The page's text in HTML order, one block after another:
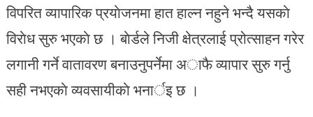
विपरित व्यापारिक प्रयाेजनमा हात हाल्न नहुने भन्दै यसकाे
विराेध सुरु भएकाे छ । बाेर्डले निजी क्षेत्रलाई प्रोत्साहन गरेर
लगानी गर्ने वातावरण बनाउनुपर्नेमा अाफै व्यापार सुरु गर्नु
सही नभएकाे व्यवसायीकाे भनार्इ छ ।